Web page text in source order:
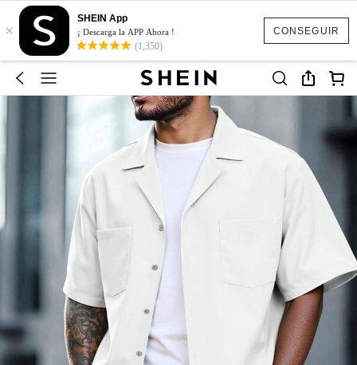
CONSEGUIR
×
SHEIN App
¡ Descarga la APP Ahora !
(1,350)